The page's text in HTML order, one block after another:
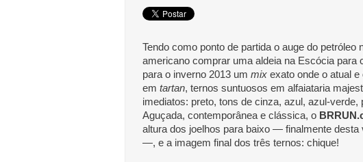
Tendo como ponto de partida o auge do
americano comprar uma aldeia na Escócia para
para o inverno 2013 um mix exato onde o atual
em tartan, ternos suntuosos em alfaiataria
imediatos: preto, tons de cinza, azul, azul-verde,
Aguçada, contemporânea e clássica, o
altura dos joelhos para baixo ― finalmente
―, e a imagem final dos três ternos: chique!